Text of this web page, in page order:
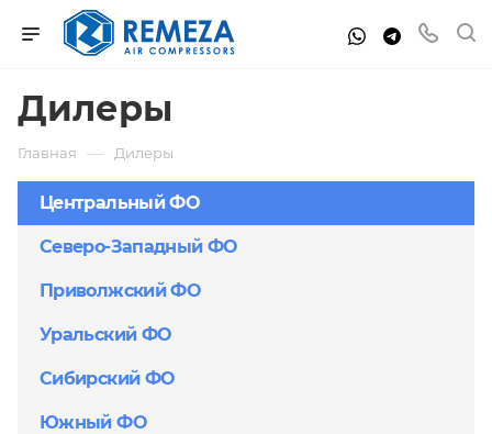
Дилеры
Главная — Дилеры
Центральный ФО
Северо-Западный ФО
Приволжский ФО
Уральский ФО
Сибирский ФО
Южный ФО